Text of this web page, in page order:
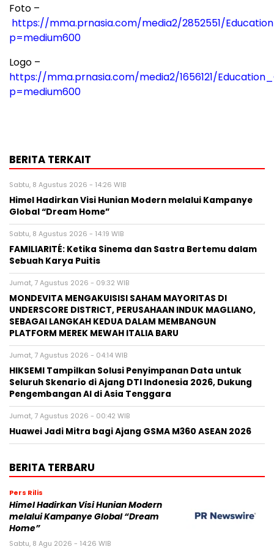
Foto –
https://mma.prnasia.com/media2/2852551/
p=medium600
Logo –
https://mma.prnasia.com/media2/1656121/
p=medium600
BERITA TERKAIT
Sabtu, 8 Agustus 2026 - 14:26 WIB
Himel Hadirkan Visi Hunian Modern melalui Kampanye
Global “Dream Home”
Sabtu, 8 Agustus 2026 - 14:19 WIB
FAMILIARITÉ: Ketika Sinema dan Sastra Bertemu dalam
Sebuah Karya Puitis
Jumat, 7 Agustus 2026 - 09:32 WIB
MONDEVITA MENGAKUISISI SAHAM MAYORITAS DI
UNDERSCORE DISTRICT, PERUSAHAAN INDUK MAGLIANO,
SEBAGAI LANGKAH KEDUA DALAM MEMBANGUN
PLATFORM MEREK MEWAH ITALIA BARU
Jumat, 7 Agustus 2026 - 04:14 WIB
HIKSEMI Tampilkan Solusi Penyimpanan Data untuk
Seluruh Skenario di Ajang DTI Indonesia 2026, Dukung
Pengembangan AI di Asia Tenggara
Jumat, 7 Agustus 2026 - 00:42 WIB
Huawei Jadi Mitra bagi Ajang GSMA M360 ASEAN 2026
BERITA TERBARU
Pers Rilis
Himel Hadirkan Visi Hunian Modern
melalui Kampanye Global “Dream
Home”
Sabtu, 8 Agu 2026 - 14:26 WIB